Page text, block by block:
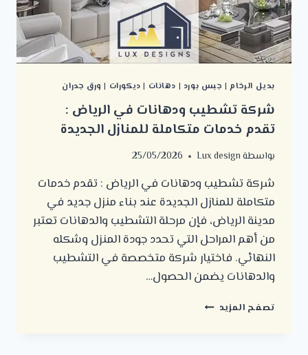
بديل الرخام | جبس بورد | دهانات | ديكورات | ورق جدران
شركة تشطيب ودهانات في الرياض :
تقدم خدمات متكاملة للمنازل الجديدة
بواسطةLux design
25/05/2026
شركة تشطيب ودهانات في الرياض : تقدم خدمات
متكاملة للمنازل الجديدة عند بناء منزل جديد في
مدينة الرياض، فإن مرحلة التشطيب والدهانات تعتبر
من أهم المراحل التي تحدد جودة المنزل وشكله
النهائي. فاختيار شركة متخصصة في التشطيب
والدهانات يضمن الحصول…
تصفح المزيد شركة